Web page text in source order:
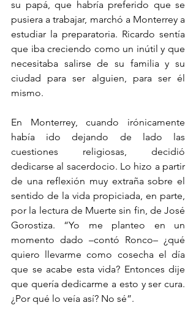
su papá, que habría preferido que se
pusiera a trabajar, marchó a Monterrey a
estudiar la preparatoria. Ricardo sentía
que iba creciendo como un inútil y que
necesitaba salirse de su familia y su
ciudad para ser alguien, para ser él
mismo.
En Monterrey, cuando irónicamente
había ido dejando de lado las
cuestiones religiosas, decidió
dedicarse al sacerdocio. Lo hizo a partir
de una reflexión muy extraña sobre el
sentido de la vida propiciada, en parte,
por la lectura de Muerte sin fin, de José
Gorostiza. “Yo me planteo en un
momento dado –contó Ronco– ¿qué
quiero llevarme como cosecha el día
que se acabe esta vida? Entonces dije
que quería dedicarme a esto y ser cura.
¿Por qué lo veía así? No sé”.